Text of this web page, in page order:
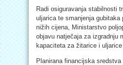
Radi osiguravanja stabilnosti
uljarica te smanjenja gubitaka
nižih cijena, Ministarstvo
objavu natječaja za izgradnju
kapaciteta za žitarice i
Planirana financijska sredstva